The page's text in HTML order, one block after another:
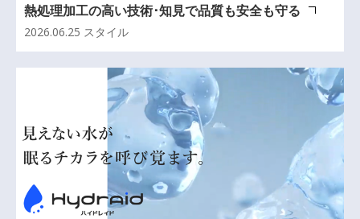
熱処理加工の高い技術･知見で品質も安全も守る
2026.06.25 スタイル